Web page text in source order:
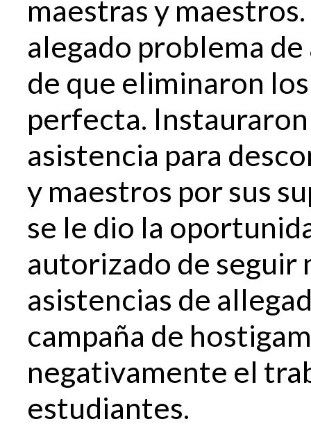
maestras y
alegado problema
de que eliminaron
perfecta.
asistencia para
y maestros por sus
se le dio la
autorizado de seguir
asistencias de
campaña de
negativamente el
estudiantes.